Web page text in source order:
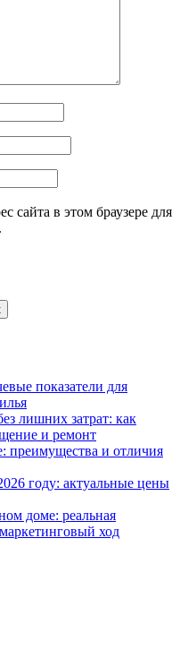
сайта в этом браузере для
показатели для
лишних затрат: как
и ремонт
преимущества и отличия
году: актуальные цены
доме: реальная
ход